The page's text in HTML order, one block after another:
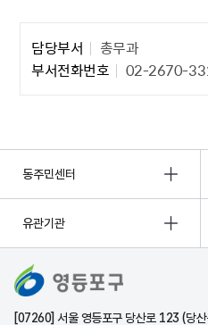
담당부서
총무과
부서전화번호
02-2670-
동주민센터
유관기관
[07260] 서울 영등포구 당산로 123 (당